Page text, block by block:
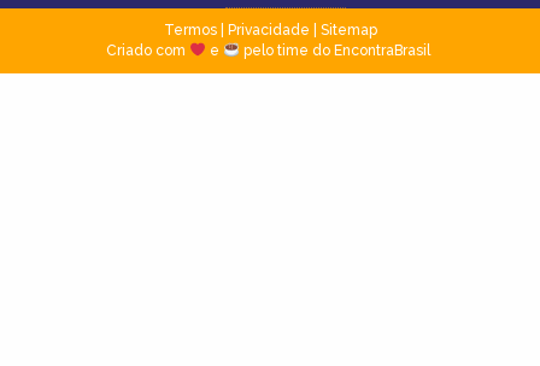
Termos| Privacidade
Sitemap
Criado com
e pelo time do EncontraBrasil